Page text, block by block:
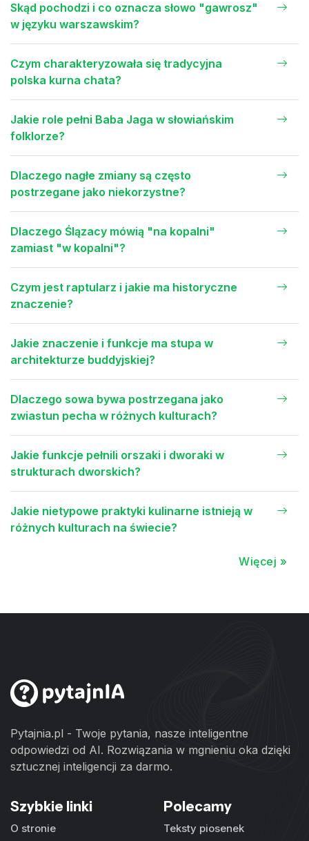
Skąd pochodzi i co oznacza słowo "gawrosz"
w języku warszawskim?
Czym charakteryzowała się tradycyjna
polska kurna chata?
Jakie role pełni Baba Jaga w słowiańskim
folklorze?
Dlaczego nagłe zmiany są często
postrzegane jako niekorzystne?
Dlaczego Ślązacy mówią "na kopalni"
zamiast "w kopalni"?
Czym jest raptularz i jakie ma historyczne
znaczenie?
Jakie znaczenie i funkcje ma stupa w
architekturze buddyjskiej?
Dlaczego sowa bywa postrzegana jako
zwiastun pecha w różnych kulturach?
Jakie funkcje pełnili orszaki i dworaki w
strukturach dworskich?
Jakie nietypowe praktyki kulinarne istnieją w
różnych kulturach na świecie?
Więcej »
Pytajnia.pl - Twoje pytania, nasze inteligentne
odpowiedzi od AI. Rozwiązania w mgnieniu oka dzięki
sztucznej inteligencji za darmo.
Szybkie linki
O stronie
Polecamy
Teksty piosenek